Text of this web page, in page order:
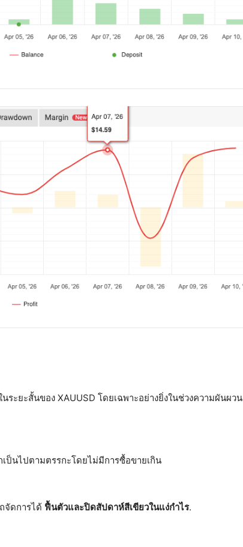
ระยะสั้นของ XAUUSD โดยเฉพาะอย่างยิ่งในช่วงความผันผวน
ป็นไปตามตรรกะโดยไม่มีการซื้อขายเกิน
จัดการได้ ฟื้นตัวและปิดสัปดาห์สีเขียวในแง่กำไร.